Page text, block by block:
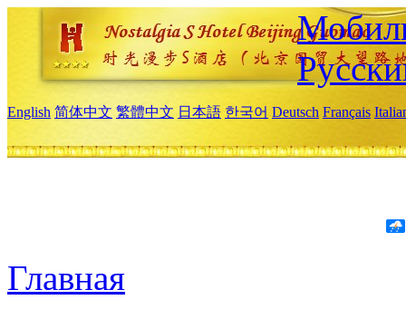
English 简体中文 繁體中文 日本語 한국어 Deutsch Français
Главная